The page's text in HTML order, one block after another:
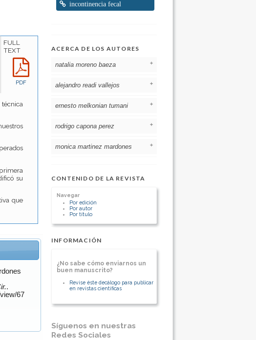
incontinencia fecal
ACERCA DE LOS AUTORES
natalia moreno baeza
alejandro readi vallejos
ernesto melkonian tumani
rodrigo capona perez
monica martinez mardones
CONTENIDO DE LA REVISTA
Navegar
Por edición
Por autor
Por título
INFORMACIÓN
¿No sabe cómo enviarnos un
buen manuscrito?
Revise éste decálogo para publicar
en revistas científicas
Síguenos en nuestras
Redes Sociales
FULL
TEXT
PDF
su
que
.